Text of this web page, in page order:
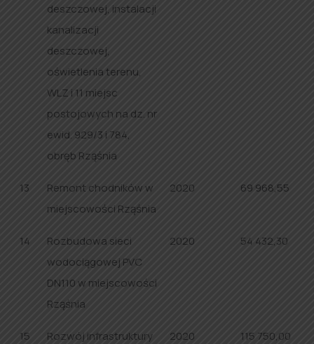
deszczowej, instalacji
kanalizacji
deszczowej,
oświetlenia terenu,
WLZ i 11 miejsc
postojowych na dz. nr
ewid. 929/3 i 784,
obręb Rząśnia
13
Remont chodników w
miejscowości Rząśnia
2020 69 968,55
14
Rozbudowa sieci
wodociągowej PVC
DN110 w miejscowości
Rząśnia
2020 54 432,30
15
Rozwój infrastruktury
2020 115 750,00